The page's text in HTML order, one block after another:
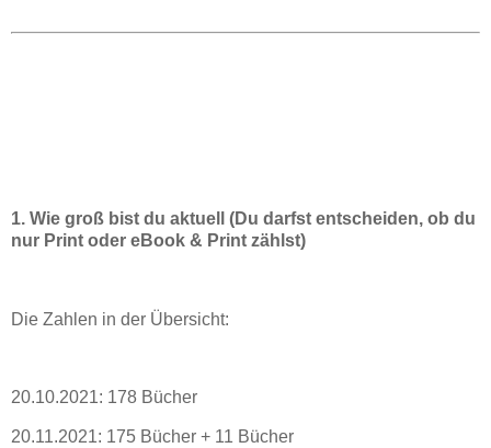
1. Wie groß bist du aktuell (Du darfst entscheiden, ob du
nur Print oder eBook & Print zählst)
Die Zahlen in der Übersicht:
20.10.2021: 178 Bücher
20.11.2021: 175 Bücher + 11 Bücher